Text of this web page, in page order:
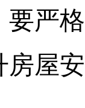
要严
房屋